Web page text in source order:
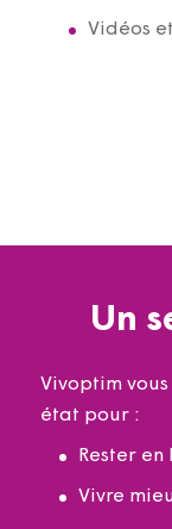
Vidéos
Un
Vivoptim
état pour :
Rester en
Vivre